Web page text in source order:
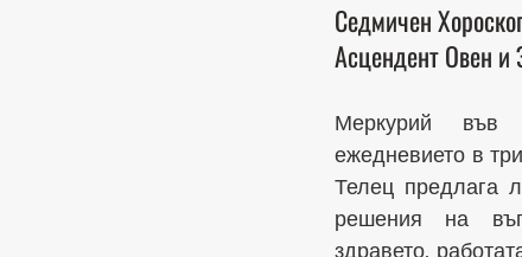
Седмичен
Асцендент Овен и
Меркурий
ежедневието в
Телец предлага
решения на
здравето,